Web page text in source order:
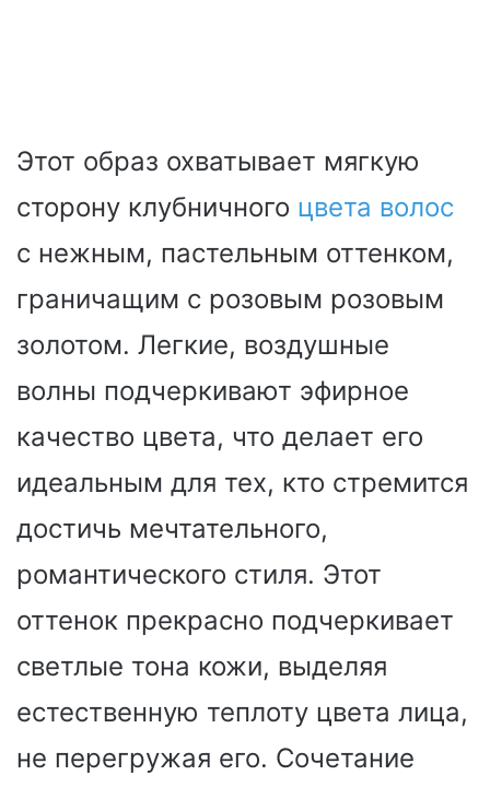
Этот образ охватывает мягкую
сторону клубничного цвета волос
с нежным, пастельным оттенком,
граничащим с розовым розовым
золотом. Легкие, воздушные
волны подчеркивают эфирное
качество цвета, что делает его
идеальным для тех, кто стремится
достичь мечтательного,
романтического стиля. Этот
оттенок прекрасно подчеркивает
светлые тона кожи, выделяя
естественную теплоту цвета лица,
не перегружая его. Сочетание